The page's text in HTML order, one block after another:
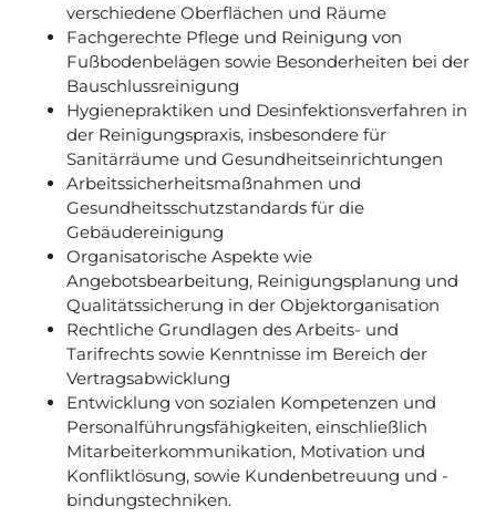
verschiedene Oberflächen und Räume
Fachgerechte Pflege und Reinigung von
Fußbodenbelägen sowie Besonderheiten bei der
Bauschlussreinigung
Hygienepraktiken und Desinfektionsverfahren in
der Reinigungspraxis, insbesondere für
Sanitärräume und Gesundheitseinrichtungen
Arbeitssicherheitsmaßnahmen und
Gesundheitsschutzstandards für die
Gebäudereinigung
Organisatorische Aspekte wie
Angebotsbearbeitung, Reinigungsplanung und
Qualitätssicherung in der Objektorganisation
Rechtliche Grundlagen des Arbeits- und
Tarifrechts sowie Kenntnisse im Bereich der
Vertragsabwicklung
Entwicklung von sozialen Kompetenzen und
Personalführungsfähigkeiten, einschließlich
Mitarbeiterkommunikation, Motivation und
Konfliktlösung, sowie Kundenbetreuung und -
bindungstechniken.